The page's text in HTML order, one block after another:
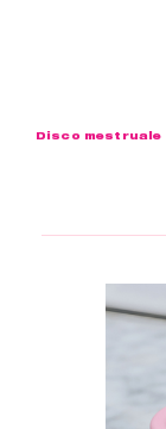
Disco mestruale